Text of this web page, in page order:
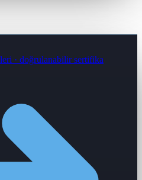
· doğrulanabilir sertifika